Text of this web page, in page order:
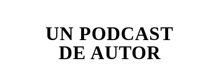
UN PODCAST
DE AUTOR